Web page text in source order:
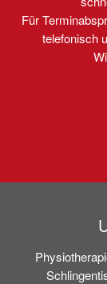
Für
telefonisch